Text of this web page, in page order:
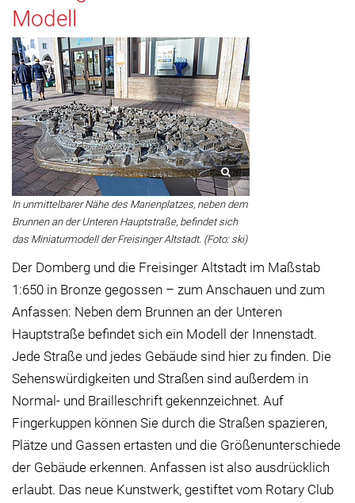
Modell
In unmittelbarer Nähe des Marienplatzes, neben dem
Brunnen an der Unteren Hauptstraße, befindet sich
das Miniaturmodell der Freisinger Altstadt. (Foto: ski)
Der Domberg und die Freisinger Altstadt im Maßstab
1:650 in Bronze gegossen – zum Anschauen und zum
Anfassen: Neben dem Brunnen an der Unteren
Hauptstraße befindet sich ein Modell der Innenstadt.
Jede Straße und jedes Gebäude sind hier zu finden. Die
Sehenswürdigkeiten und Straßen sind außerdem in
Normal- und Brailleschrift gekennzeichnet. Auf
Fingerkuppen können Sie durch die Straßen spazieren,
Plätze und Gassen ertasten und die Größenunterschiede
der Gebäude erkennen. Anfassen ist also ausdrücklich
erlaubt. Das neue Kunstwerk, gestiftet vom Rotary Club